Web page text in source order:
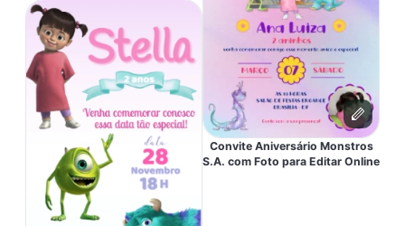
Convite Aniversário Monstros
S.A. com Foto para Editar Online